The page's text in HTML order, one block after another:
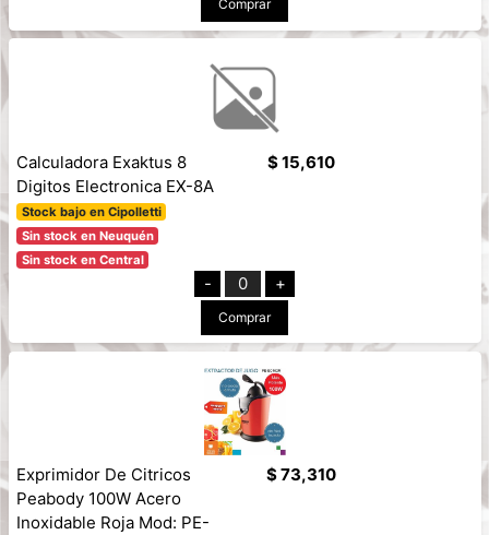
Comprar
Calculadora Exaktus 8
Digitos Electronica EX-8A
Stock bajo en Cipolletti
Sin stock en Neuquén
Sin stock en Central
$ 15,610
- 0 +
Comprar
Exprimidor De Citricos
Peabody 100W Acero
Inoxidable Roja Mod: PE-
$ 73,310